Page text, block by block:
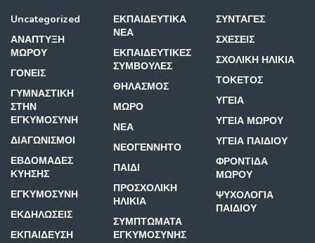
Uncategorized
ΑΝΑΠΤΥΞΗ
ΜΩΡΟΥ
ΓΟΝΕΙΣ
ΓΥΜΝΑΣΤΙΚΗ
ΣΤΗΝ
ΕΓΚΥΜΟΣΥΝΗ
ΔΙΑΓΩΝΙΣΜΟΙ
ΕΒΔΟΜΑΔΕΣ
ΚΥΗΣΗΣ
ΕΓΚΥΜΟΣΥΝΗ
ΕΚΔΗΛΩΣΕΙΣ
ΕΚΠΑΙΔΕΥΣΗ
ΕΚΠΑΙΔΕΥΤΙΚΑ
ΝΕΑ
ΕΚΠΑΙΔΕΥΤΙΚΕΣ
ΣΥΜΒΟΥΛΕΣ
ΘΗΛΑΣΜΟΣ
ΜΩΡΟ
ΝΕΑ
ΝΕΟΓΕΝΝΗΤΟ
ΠΑΙΔΙ
ΠΡΟΣΧΟΛΙΚΗ
ΗΛΙΚΙΑ
ΣΥΜΠΤΩΜΑΤΑ
ΕΓΚΥΜΟΣΥΝΗΣ
ΣΥΝΤΑΓΕΣ
ΣΧΕΣΕΙΣ
ΣΧΟΛΙΚΗ ΗΛΙΚΙΑ
ΤΟΚΕΤΟΣ
ΥΓΕΙΑ
ΥΓΕΙΑ ΜΩΡΟΥ
ΥΓΕΙΑ ΠΑΙΔΙΟΥ
ΦΡΟΝΤΙΔΑ
ΜΩΡΟΥ
ΨΥΧΟΛΟΓΙΑ
ΠΑΙΔΙΟΥ